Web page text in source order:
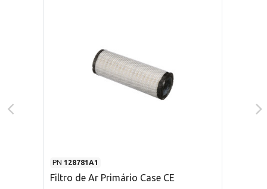
PN 128781A1
Filtro de Ar Primário Case CE